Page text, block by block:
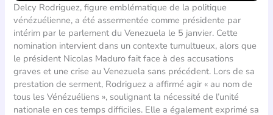
Delcy Rodriguez, figure emblématique de la politique
vénézuélienne, a été assermentée comme présidente par
intérim par le parlement du Venezuela le 5 janvier. Cette
nomination intervient dans un contexte tumultueux, alors que
le président Nicolas Maduro fait face à des accusations
graves et une crise au Venezuela sans précédent. Lors de sa
prestation de serment, Rodriguez a affirmé agir « au nom de
tous les Vénézuéliens », soulignant la nécessité de l’unité
nationale en ces temps difficiles. Elle a également exprimé sa